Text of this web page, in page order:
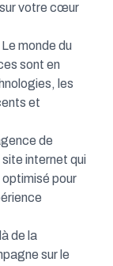
votre cœur
Le monde du
sont en
les
et
de
internet qui
pour
de la
sur le